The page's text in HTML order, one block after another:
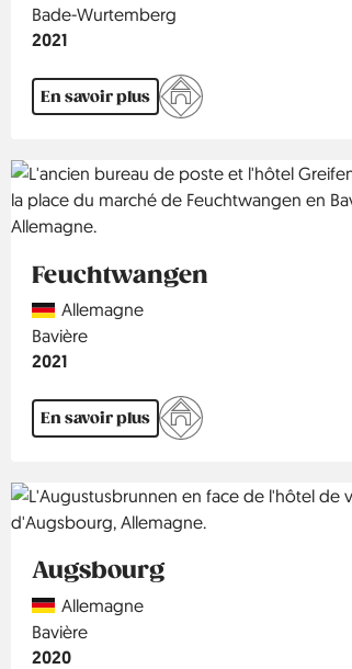
Région
Bade-Wurtemberg
Année
2021
En savoir plus
Feuchtwangen
CountryAllemagne
Région
Bavière
Année
2021
En savoir plus
Augsbourg
CountryAllemagne
Région
Bavière
Année
2020